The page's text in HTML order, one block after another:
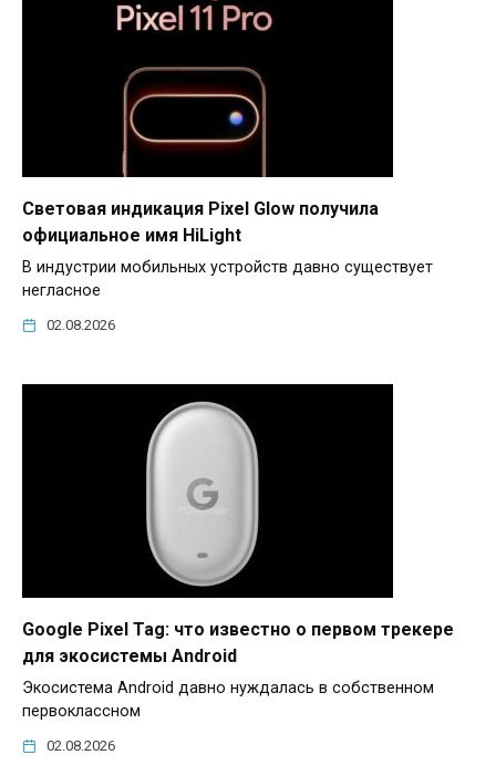
Световая индикация Pixel Glow получила
официальное имя HiLight
В индустрии мобильных устройств давно существует
негласное
02.08.2026
Google Pixel Tag: что известно о первом трекере
для экосистемы Android
Экосистема Android давно нуждалась в собственном
первоклассном
02.08.2026